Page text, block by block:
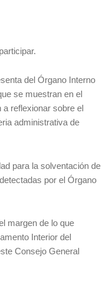
del Órgano Interno
se muestran en el
reflexionar sobre el
administrativa de
para la solventación de
por el Órgano
margen de lo que
Interior del
Consejo General